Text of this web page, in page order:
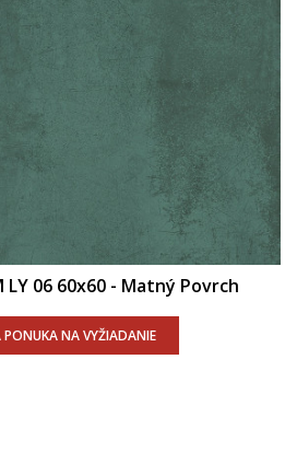
LY 06 60x60 - Matný Povrch
PONUKA NA VYŽIADANIE